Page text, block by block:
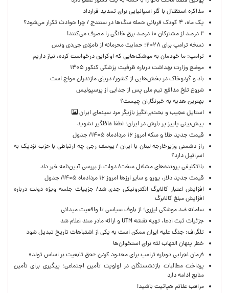
مذاکره استقلال با گلر اسپانیایی برای تمدید قرارداد
یک ماه، ۴ کودک قربانی حمله سگ‌ها در سنندج / چرا حوادث تکرار می‌شود؟
۲ درصد از مشترکان ۱۰ درصد برق خانگی را مصرف می‌کنند!
نسخه ترامپ برای ۲۰۲۸؛ حمایت محرمانه از نامزدی جی‌دی ونس
ترامپ: ما خودمان به موشک‌هایی که اوکراین درخواست کرده، نیاز داریم
موضع وزارت بهداشت درباره ظرفیت پزشکی کنکور ۱۴۰۵
باد و گردوخاک در بخش‌هایی از کشور/ دریای مازندران مواج است
شروع تلخ مدافع تیم ملی پس از جدایی از پرسپولیس
بهترین هدیه به خبرنگاران چیست؟
استایل عجیب و بحث‌برانگیز بازیگر مرد سینمای ایران
پیش‌بینی پاییز پر بارش در ایران؛ لطفا غافلگیر نشوید
قیمت جدید طلا و سکه امروز ۱۶ مردادماه ۱۴۰۵/ جدول
راز دشمنی وزیرخارجه لبنان با ایران / یوسف رجی چه ارتباطی با حزب نزدیک به
اسرائیل دارد؟
بلاتکلیفی پرونده‌های مشاغل سخت/ دولت از بررسی آیین‌نامه خبر داد
قیمت جدید دلار، یورو و سایر ارزها امروز ۱۶ مردادماه ۱۴۰۵/ جدول
افزایش اعتبار کالابرگ الکترونیکی جدی شد/ جزییات جلسه ویژه دولت درباره
افزایش مبلغ کالابرگ
سامانه ضد موشکی لیزری؛ از بلوف سیاسی تا واقعیت میدانی
جزئیات ثبت ادعا، تهیه نقشه UTM و ارائه مادر سند اعلام شد
تلگراف: جنگ علیه ایران ممکن است به یکی از اشتباهات تاریخ تبدیل شود
خطر پنهان التهاب لثه برای استخوان‌ها
فرمان اجرایی دوباره ترامپ برای محدود کردن «حق تابعیت بر اساس تولد»
پرداخت مطالبات بازنشستگان در اولویت تأمین اجتماعی؛ پیگیری برای تأمین
منابع ادامه دارد
مراقب علائم هپاتیت باشید!